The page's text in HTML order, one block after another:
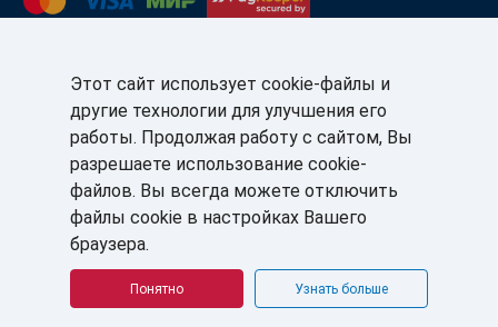
КЛИЕНТАМ:
+7 (812) 327-5141
sale@sb-sale.ru
ПАРТНЁРАМ:
+7 (812) 327-5025
partner@softbalance.ru
© ГК «СофтБаланс» 2008–2026 г. Все права защищены.
Этот сайт использует cookie-файлы и
другие технологии для улучшения его
работы. Продолжая работу с сайтом, Вы
разрешаете использование cookie-
файлов. Вы всегда можете отключить
файлы cookie в настройках Вашего
браузера.
Понятно Узнать больше